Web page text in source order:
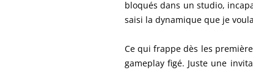
bloqués dans un studio,
saisi la dynamique que je
Ce qui frappe dès les
gameplay figé. Juste une